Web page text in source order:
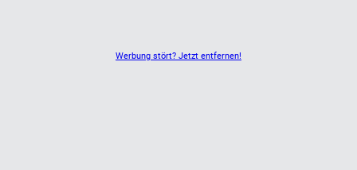
Werbung stört? Jetzt entfernen!